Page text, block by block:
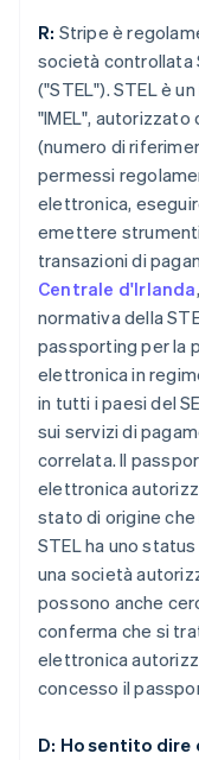
R: Stripe è
società controllata
("STEL"). STEL è
"IMEL", autorizzato
(numero di
permessi
elettronica,
emettere
transazioni di
Centrale d'Irlanda
normativa della
passporting per la
elettronica in
in tutti i paesi del
sui servizi di
correlata. Il
elettronica
stato di origine che
STEL ha uno
una società
possono anche
conferma che si
elettronica
concesso il
D: Ho sentito